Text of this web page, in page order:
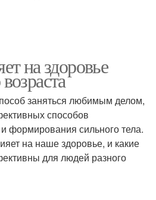
на здоровье
заняться любимым делом,
способов
формирования сильного тела.
на наше здоровье, и какие
для людей разного